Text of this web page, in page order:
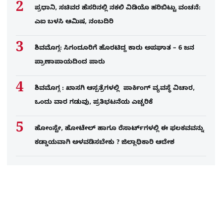
ಪ್ರಧಾನಿ, ಸಚಿವರ ಹೆಸರಿನಲ್ಲಿ ನಕಲಿ ವಿಡಿಯೊ ಹರಿಬಿಟ್ಟು ವಂಚನೆ:
ಎಐ ಬಳಸಿ ಆಮಿಷ, ನಂಬದಿರಿ
ಶಿವಮೊಗ್ಗ: ಸಿಗಂದೂರಿಗೆ ಹೊರಟಿದ್ದ ಕಾರು ಅಪಘಾತ – 6 ಜನ
ಪ್ರಾಣಾಪಾಯದಿಂದ ಪಾರು
ಶಿವಮೊಗ್ಗ : ಖಾಸಗಿ ಆಸ್ಪತ್ರೆಗಳಲ್ಲಿ ಪಾರ್ಕಿಂಗ್​ ವ್ಯವಸ್ಥೆ ವಿಚಾರ,
ಒಂದು ವಾರ ಗಡುವು, ಪ್ರತಿಭಟನೆಯ ಎಚ್ಚರಿಕೆ
ಹೋಂಸ್ಟೇ, ಹೋಟೇಲ್ ಹಾಗೂ ರೆಸಾರ್ಟ್‌ಗಳಲ್ಲಿ ಈ ಫಲಕವವನ್ನು
ಕಡ್ಡಾಯವಾಗಿ ಅಳವಡಿಸಬೇಕು ? ಜಿಲ್ಲಾಧಿಕಾರಿ ಆದೇಶ